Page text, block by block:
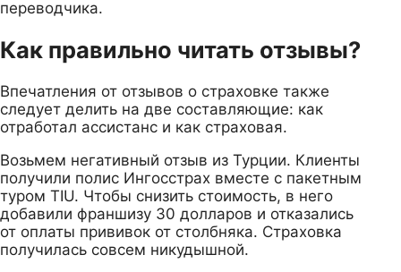
переводчика.
Как правильно читать отзывы?
Впечатления от отзывов о страховке также
следует делить на две составляющие: как
отработал ассистанс и как страховая.
Возьмем негативный отзыв из Турции. Клиенты
получили полис Ингосстрах вместе с пакетным
туром TIU. Чтобы снизить стоимость, в него
добавили франшизу 30 долларов и отказались
от оплаты прививок от столбняка. Страховка
получилась совсем никудышной.